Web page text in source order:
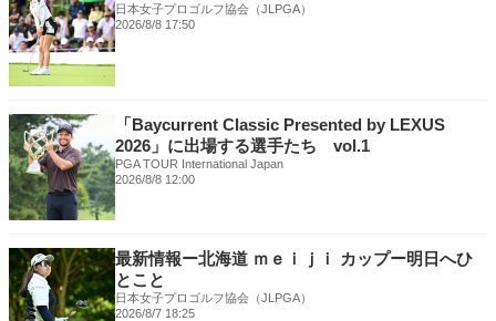
日本女子プロゴルフ協会（JLPGA）
2026/8/8 17:50
「Baycurrent Classic Presented by LEXUS
2026」に出場する選手たち vol.1
PGA TOUR International Japan
2026/8/8 12:00
最新情報ー北海道 ｍｅｉｊｉ カップー明日へひ
とこと
日本女子プロゴルフ協会（JLPGA）
2026/8/7 18:25